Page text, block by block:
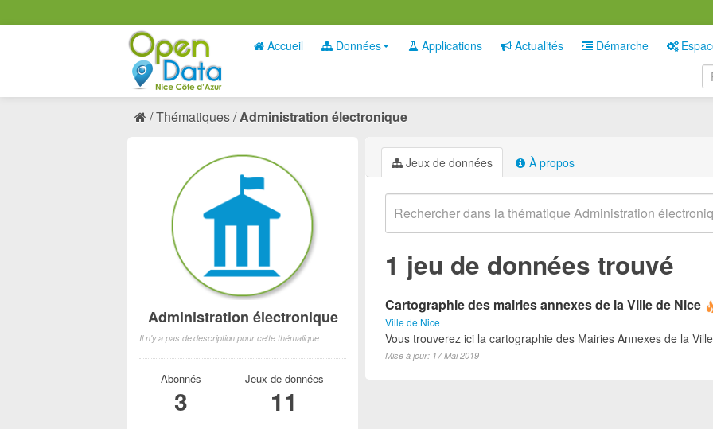
Accueil Données Applications Actualités Démarche
Thématiques Administration électronique
Jeux de données À propos
1 jeu de données trouvé
Cartographie des mairies annexes de la Ville de Nice
Ville de Nice
Vous trouverez ici la cartographie des Mairies Annexes de la
Mise à jour: 17 Mai 2019
Administration électronique
Il n'y a pas de description pour cette thématique
Abonnés
3
Jeux de données
11